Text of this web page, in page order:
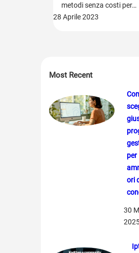
metodi senza costi per…
28 Aprile 2023
Most Recent
per
ori
30